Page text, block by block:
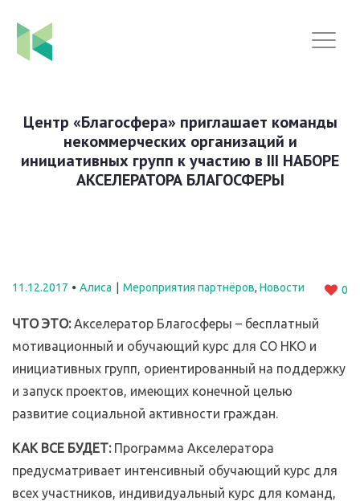
Центр «Благосфера» приглашает команды
некоммерческих организаций и
инициативных групп к участию в III НАБОРЕ
АКСЕЛЕРАТОРА БЛАГОСФЕРЫ
11.12.2017 Алиса Мероприятия партнёров, Новости 0
ЧТО ЭТО:Акселератор Благосферы – бесплатный
мотивационный и обучающий курс для СО НКО и
инициативных групп, ориентированный на поддержку
и запуск проектов, имеющих конечной целью
развитие социальной активности граждан.
КАК ВСЕ БУДЕТ:Программа Акселератора
предусматривает интенсивный обучающий курс для
всех участников, индивидуальный курс для команд,